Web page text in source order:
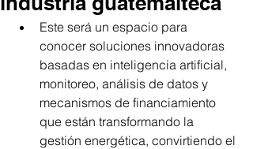
Este será un espacio para
conocer soluciones innovadoras
basadas en inteligencia artificial,
monitoreo, análisis de datos y
mecanismos de financiamiento
que están transformando la
gestión energética, convirtiendo el